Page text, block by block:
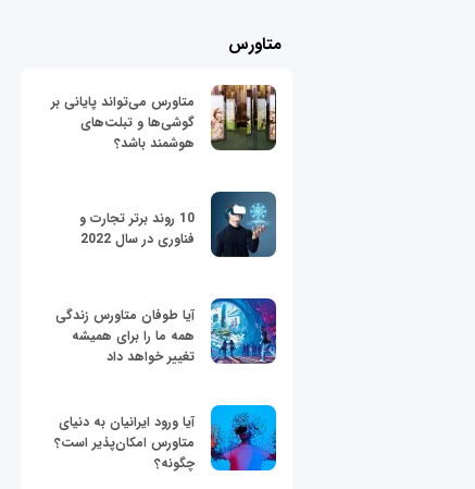
متاورس
متاورس می‌تواند پایانی بر
گوشی‌ها و تبلت‌های
هوشمند باشد؟
10 روند برتر تجارت و
فناوری در سال 2022
آیا طوفان متاورس زندگی
همه ما را برای همیشه
تغییر خواهد داد
آیا ورود ایرانیان به دنیای
متاورس امکان‌پذیر است؟
چگونه؟